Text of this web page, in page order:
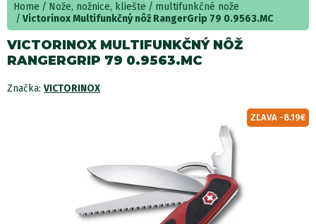
Home Nože, nožnice, kliešte
multifunkčné nože
Victorinox Multifunkčný nôž RangerGrip 79 0.9563.MC
VICTORINOX MULTIFUNKČNÝ NÔŽ
RANGERGRIP 79 0.9563.MC
Značka: VICTORINOX
ZĽAVA -8.19€